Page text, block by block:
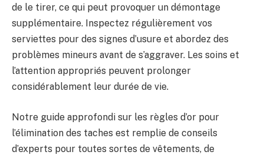
de le tirer, ce qui peut provoquer un démontage
supplémentaire. Inspectez régulièrement vos
serviettes pour des signes d’usure et abordez des
problèmes mineurs avant de s’aggraver. Les soins et
l’attention appropriés peuvent prolonger
considérablement leur durée de vie.
Notre guide approfondi sur les règles d’or pour
l’élimination des taches est remplie de conseils
d’experts pour toutes sortes de vêtements, de